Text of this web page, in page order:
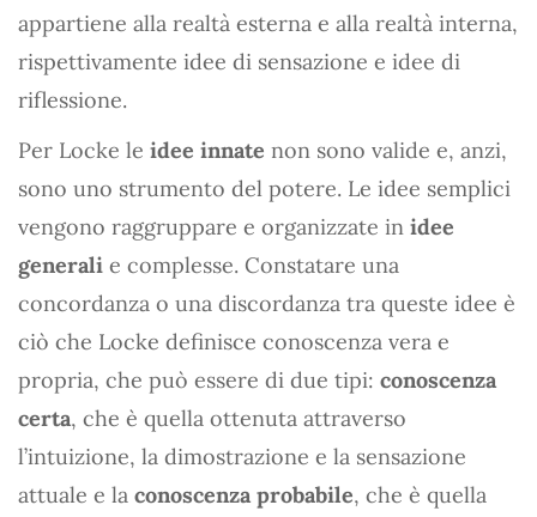
appartiene alla realtà esterna e alla realtà interna,
rispettivamente idee di sensazione e idee di
riflessione.
Per Locke le idee innate non sono valide e, anzi,
sono uno strumento del potere. Le idee semplici
vengono raggruppare e organizzate in idee
generali e complesse. Constatare una
concordanza o una discordanza tra queste idee è
ciò che Locke definisce conoscenza vera e
propria, che può essere di due tipi: conoscenza
certa, che è quella ottenuta attraverso
l’intuizione, la dimostrazione e la sensazione
attuale e la conoscenza probabile, che è quella